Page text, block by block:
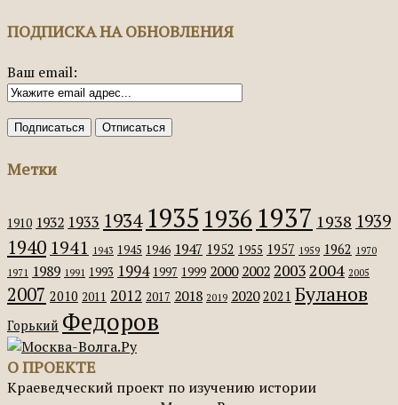
ПОДПИСКА НА ОБНОВЛЕНИЯ
Ваш email:
Метки
1910 1932 1933 1934 1935 1936 1937 1938 1939
1940 1941 1943 1945 1946 1947 1952 1955 1957 1959 1962 1970
1971 1989 1991 1993 1994 1997 1999 2000 2002 20032004 2005
2007 2010 2011 2012 2017 2018 2019 2020 2021 Буланов
Горький Федоров
О ПРОЕКТЕ
Краеведческий проект по изучению истории